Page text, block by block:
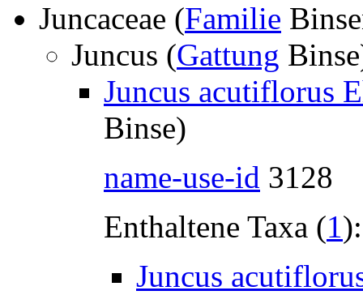
Juncaceae (Familie
Juncus (Gattung
Juncus acutiflorus
Binse)
name-use-id 3128
Enthaltene Taxa (1):
Juncus